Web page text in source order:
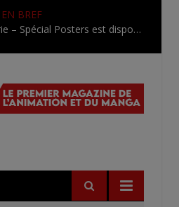
EN BREF
L’AnimeLand Hors-Série – Spécial Posters est disponible !